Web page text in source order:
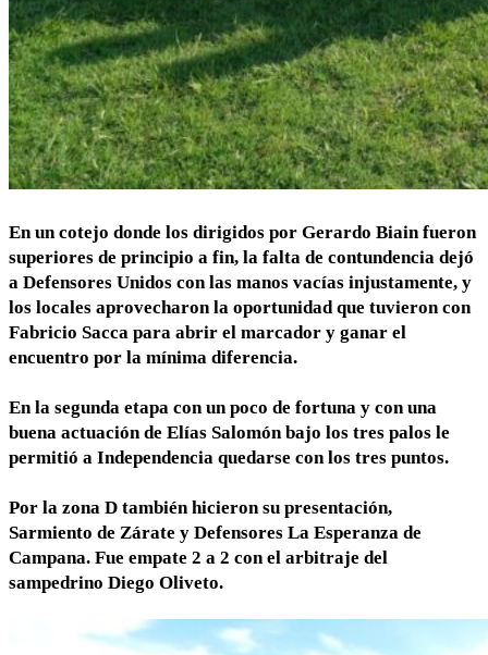
En un cotejo donde los dirigidos por Gerardo Biain fueron
superiores de principio a fin, la falta de contundencia dejó
a Defensores Unidos con las manos vacías injustamente, y
los locales aprovecharon la oportunidad que tuvieron con
Fabricio Sacca para abrir el marcador y ganar el
encuentro por la mínima diferencia.
En la segunda etapa con un poco de fortuna y con una
buena actuación de Elías Salomón bajo los tres palos le
permitió a Independencia quedarse con los tres puntos.
Por la zona D también hicieron su presentación,
Sarmiento de Zárate y Defensores La Esperanza de
Campana. Fue empate 2 a 2 con el arbitraje del
sampedrino Diego Oliveto.